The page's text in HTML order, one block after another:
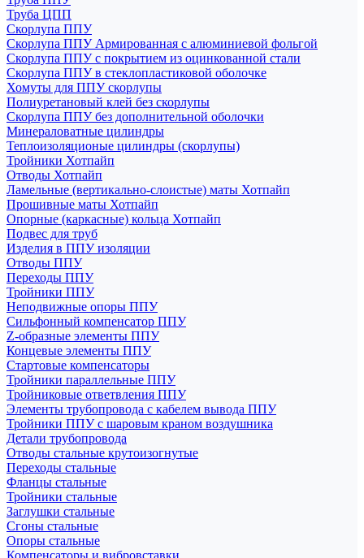
Труба ЦПП
Скорлупа ППУ
Скорлупа ППУ Армированная с алюминиевой фольгой
Скорлупа ППУ с покрытием из оцинкованной стали
Скорлупа ППУ в стеклопластиковой оболочке
Хомуты для ППУ скорлупы
Полиуретановый клей без скорлупы
Скорлупа ППУ без дополнительной оболочки
Минераловатные цилиндры
Теплоизоляционые цилиндры (скорлупы)
Тройники Хотпайп
Отводы Хотпайп
Ламельные (вертикально-слоистые) маты Хотпайп
Прошивные маты Хотпайп
Опорные (каркасные) кольца Хотпайп
Подвес для труб
Изделия в ППУ изоляции
Отводы ППУ
Переходы ППУ
Тройники ППУ
Неподвижные опоры ППУ
Cильфонный компенсатор ППУ
Z-образные элементы ППУ
Концевые элементы ППУ
Стартовые компенсаторы
Тройники параллельные ППУ
Тройниковые ответвления ППУ
Элементы трубопровода с кабелем вывода ППУ
Тройники ППУ с шаровым краном воздушника
Детали трубопровода
Отводы стальные крутоизогнутые
Переходы стальные
Фланцы стальные
Тройники стальные
Заглушки стальные
Сгоны стальные
Опоры стальные
Компенсаторы и вибровставки